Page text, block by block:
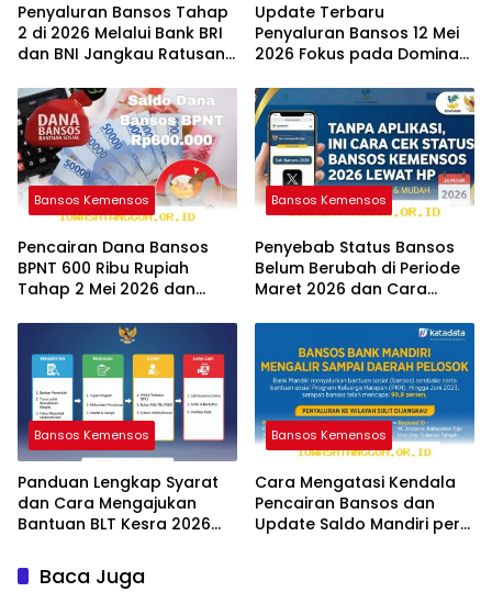
Penyaluran Bansos Tahap
2 di 2026 Melalui Bank BRI
dan BNI Jangkau Ratusan
Update Terbaru
Penyaluran Bansos 12 Mei
2026 Fokus pada Dominasi
Bansos Kemensos
Pencairan Dana Bansos
BPNT 600 Ribu Rupiah
Tahap 2 Mei 2026 dan
Bansos Kemensos
Penyebab Status Bansos
Belum Berubah di Periode
Maret 2026 dan Cara
Bansos Kemensos
Panduan Lengkap Syarat
dan Cara Mengajukan
Bantuan BLT Kesra 2026
Bansos Kemensos
Cara Mengatasi Kendala
Pencairan Bansos dan
Update Saldo Mandiri per
Baca Juga